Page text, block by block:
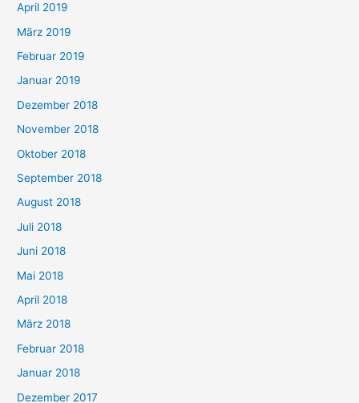
April 2019
März 2019
Februar 2019
Januar 2019
Dezember 2018
November 2018
Oktober 2018
September 2018
August 2018
Juli 2018
Juni 2018
Mai 2018
April 2018
März 2018
Februar 2018
Januar 2018
Dezember 2017